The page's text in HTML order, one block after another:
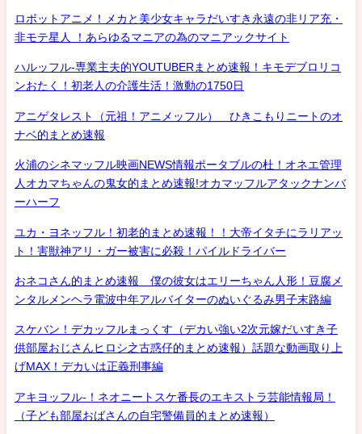
ロボットアニメ！メカと美少女キャラだいすき永遠の非リア充・
非モテ星人 ！あらゆるマニアの為のマニアックサイト
ハルッフル-専業主夫的YOUTUBERまとめ速報！キモデブロリコ
ンおたく！初老人の介護生活！激動の1750日
アニゲタレスト（元祖！アニメッフル） ひきこもりニートのオ
ナベ的まとめ速報
火浦のシネマッフル映画NEWS情報ポータブルの杜！オネエ管理
人オカマちゃんの鬼女的まとめ速報!オカマッフルアタックナンバ
ーハーフ
ユカ・ヨネッフル！初老的まとめ速報！！大帝イタチにラリアッ
ト！害獣神アリ・ガー被害に必殺！パイルドライバー
おネコさん的まとめ速報 僕の彼女はエリーちゃん人形！豆腐メ
ンタルメンヘラ電波中年アルバイターのぬいぐるみ男子末路編
スケバン！デカッフルまっくす（デカい強い2次元嫁だいすき子
供部屋おじさんヒロシ之古惑仔的まとめ速報）話題な動画取り上
げMAX！デカいは正義刑事編
アキヨッフル-！ネオニートスケ番長のエキストラ芸能情報局！
（子ども部屋おばさんの自宅警備員的まとめ速報）